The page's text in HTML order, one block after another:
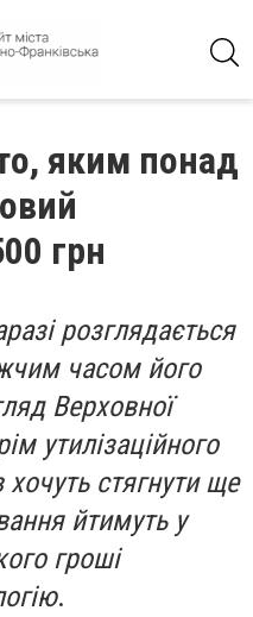
яким понад
грн
розглядається
часом його
Верховної
утилізаційного
хочуть стягнути ще
йтимуть у
гроші
.